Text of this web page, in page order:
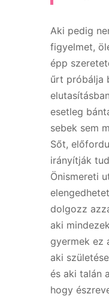
Aki pedig
figyelmet,
épp
űrt próbálja
esetleg
sebek sem
Sőt,
irányítják
Önismereti
dolgozz
aki
gyermek ez
aki
és aki talán
hogy